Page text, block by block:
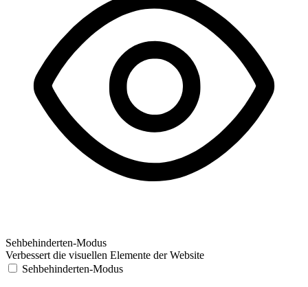
Sehbehinderten-Modus
Verbessert die visuellen Elemente der Website
Sehbehinderten-Modus